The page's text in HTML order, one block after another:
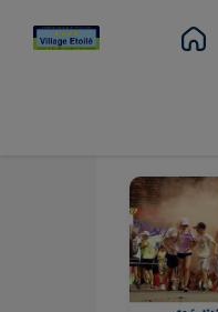
Contenu Menu